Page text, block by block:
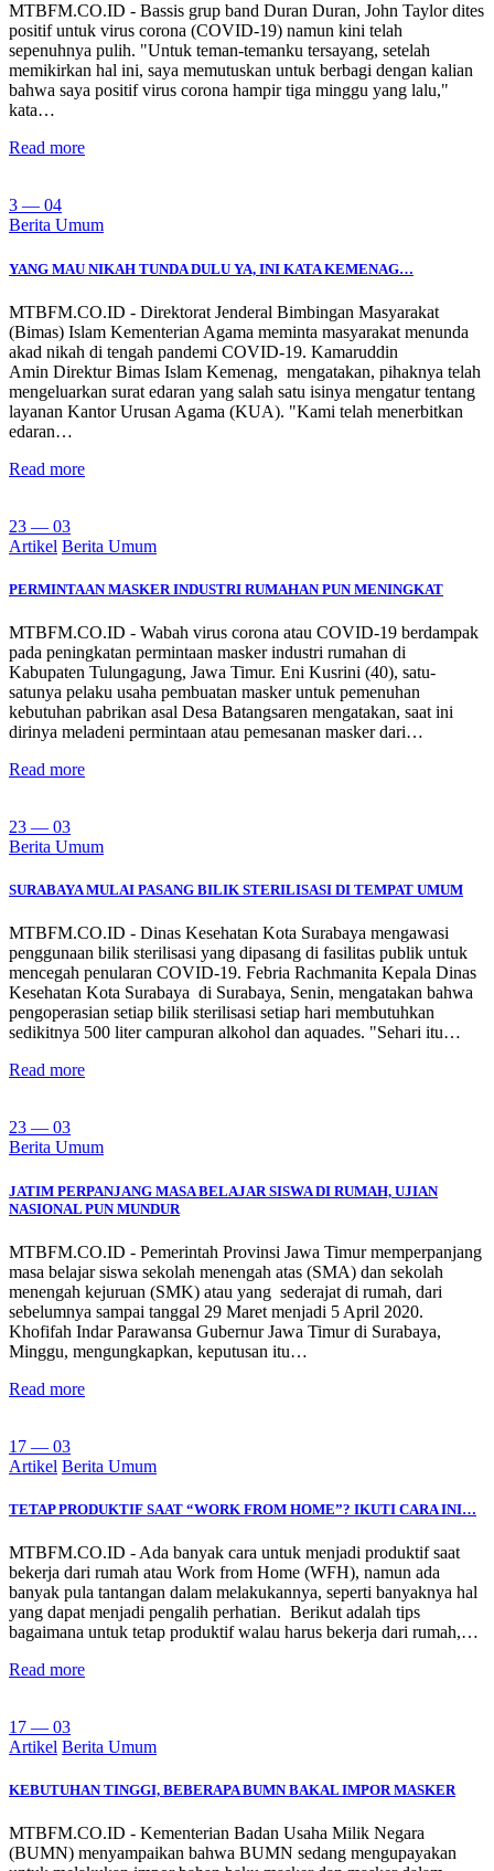
MTBFM.CO.ID - Bassis grup band Duran Duran, John Taylor dites
positif untuk virus corona (COVID-19) namun kini telah
sepenuhnya pulih. "Untuk teman-temanku tersayang, setelah
memikirkan hal ini, saya memutuskan untuk berbagi dengan kalian
bahwa saya positif virus corona hampir tiga minggu yang lalu,"
kata…
Read more
3 — 04
Berita Umum
YANG MAU NIKAH TUNDA DULU YA, INI KATA KEMENAG…
MTBFM.CO.ID - Direktorat Jenderal Bimbingan Masyarakat
(Bimas) Islam Kementerian Agama meminta masyarakat menunda
akad nikah di tengah pandemi COVID-19. Kamaruddin
Amin Direktur Bimas Islam Kemenag, mengatakan, pihaknya telah
mengeluarkan surat edaran yang salah satu isinya mengatur tentang
layanan Kantor Urusan Agama (KUA). "Kami telah menerbitkan
edaran…
Read more
23 — 03
Artikel Berita Umum
PERMINTAAN MASKER INDUSTRI RUMAHAN PUN MENINGKAT
MTBFM.CO.ID - Wabah virus corona atau COVID-19 berdampak
pada peningkatan permintaan masker industri rumahan di
Kabupaten Tulungagung, Jawa Timur. Eni Kusrini (40), satu-
satunya pelaku usaha pembuatan masker untuk pemenuhan
kebutuhan pabrikan asal Desa Batangsaren mengatakan, saat ini
dirinya meladeni permintaan atau pemesanan masker dari…
Read more
23 — 03
Berita Umum
SURABAYA MULAI PASANG BILIK STERILISASI DI TEMPAT UMUM
MTBFM.CO.ID - Dinas Kesehatan Kota Surabaya mengawasi
penggunaan bilik sterilisasi yang dipasang di fasilitas publik untuk
mencegah penularan COVID-19. Febria Rachmanita Kepala Dinas
Kesehatan Kota Surabaya di Surabaya, Senin, mengatakan bahwa
pengoperasian setiap bilik sterilisasi setiap hari membutuhkan
sedikitnya 500 liter campuran alkohol dan aquades. "Sehari itu…
Read more
23 — 03
Berita Umum
JATIM PERPANJANG MASA BELAJAR SISWA DI RUMAH, UJIAN
NASIONAL PUN MUNDUR
MTBFM.CO.ID - Pemerintah Provinsi Jawa Timur memperpanjang
masa belajar siswa sekolah menengah atas (SMA) dan sekolah
menengah kejuruan (SMK) atau yang sederajat di rumah, dari
sebelumnya sampai tanggal 29 Maret menjadi 5 April 2020.
Khofifah Indar Parawansa Gubernur Jawa Timur di Surabaya,
Minggu, mengungkapkan, keputusan itu…
Read more
17 — 03
Artikel Berita Umum
TETAP PRODUKTIF SAAT “WORK FROM HOME”? IKUTI CARA INI…
MTBFM.CO.ID - Ada banyak cara untuk menjadi produktif saat
bekerja dari rumah atau Work from Home (WFH), namun ada
banyak pula tantangan dalam melakukannya, seperti banyaknya hal
yang dapat menjadi pengalih perhatian.⁣⁣ ⁣⁣ Berikut adalah tips
bagaimana untuk tetap produktif walau harus bekerja dari rumah,…
Read more
17 — 03
Artikel Berita Umum
KEBUTUHAN TINGGI, BEBERAPA BUMN BAKAL IMPOR MASKER
MTBFM.CO.ID - Kementerian Badan Usaha Milik Negara
(BUMN) menyampaikan bahwa BUMN sedang mengupayakan